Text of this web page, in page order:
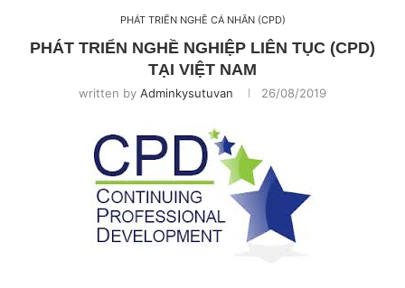
PHÁT TRIỂN NGHỀ CÁ NHÂN (CPD)
PHÁT TRIỂN NGHỀ NGHIỆP LIÊN TỤC (CPD)
TẠI VIỆT NAM
written by Adminkysutuvan 26/08/2019